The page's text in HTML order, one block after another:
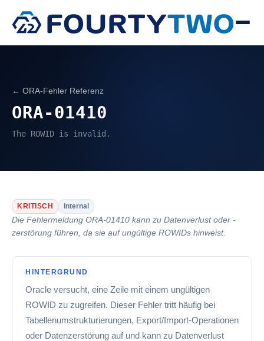
← ORA-Fehler Referenz
ORA-01410
The ROWID is invalid.
KRITISCH Internal
Die Fehlermeldung ORA-01410 kann zu Datenverlust oder -
zerstörung führen, da sie auf ungültige ROWIDs hinweist.
HINTERGRUND
Oracle versucht, eine Zeile mit einem ungültigen
ROWID zu zugreifen. Dieser Fehler tritt häufig bei
Tabellenumstrukturierungen, Export/Import-Operationen
oder Datenzerstörung auf und kann zu Datenverlust